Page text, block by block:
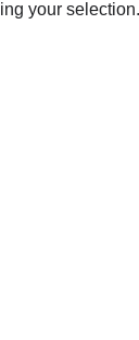
your selection.